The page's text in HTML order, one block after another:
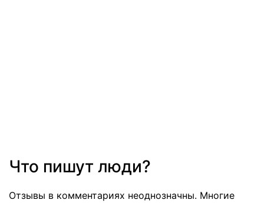
Что пишут люди?
Отзывы в комментариях неоднозначны. Многие